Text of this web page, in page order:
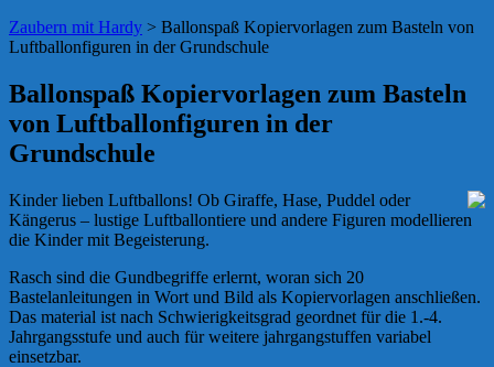
Zaubern mit Hardy > Ballonspaß Kopiervorlagen zum Basteln von
Luftballonfiguren in der Grundschule
Ballonspaß Kopiervorlagen zum Basteln
von Luftballonfiguren in der
Grundschule
Kinder lieben Luftballons! Ob Giraffe, Hase, Puddel oder
Kängerus – lustige Luftballontiere und andere Figuren modellieren
die Kinder mit Begeisterung.
Rasch sind die Gundbegriffe erlernt, woran sich 20
Bastelanleitungen in Wort und Bild als Kopiervorlagen anschließen.
Das material ist nach Schwierigkeitsgrad geordnet für die 1.-4.
Jahrgangsstufe und auch für weitere jahrgangstuffen variabel
einsetzbar.